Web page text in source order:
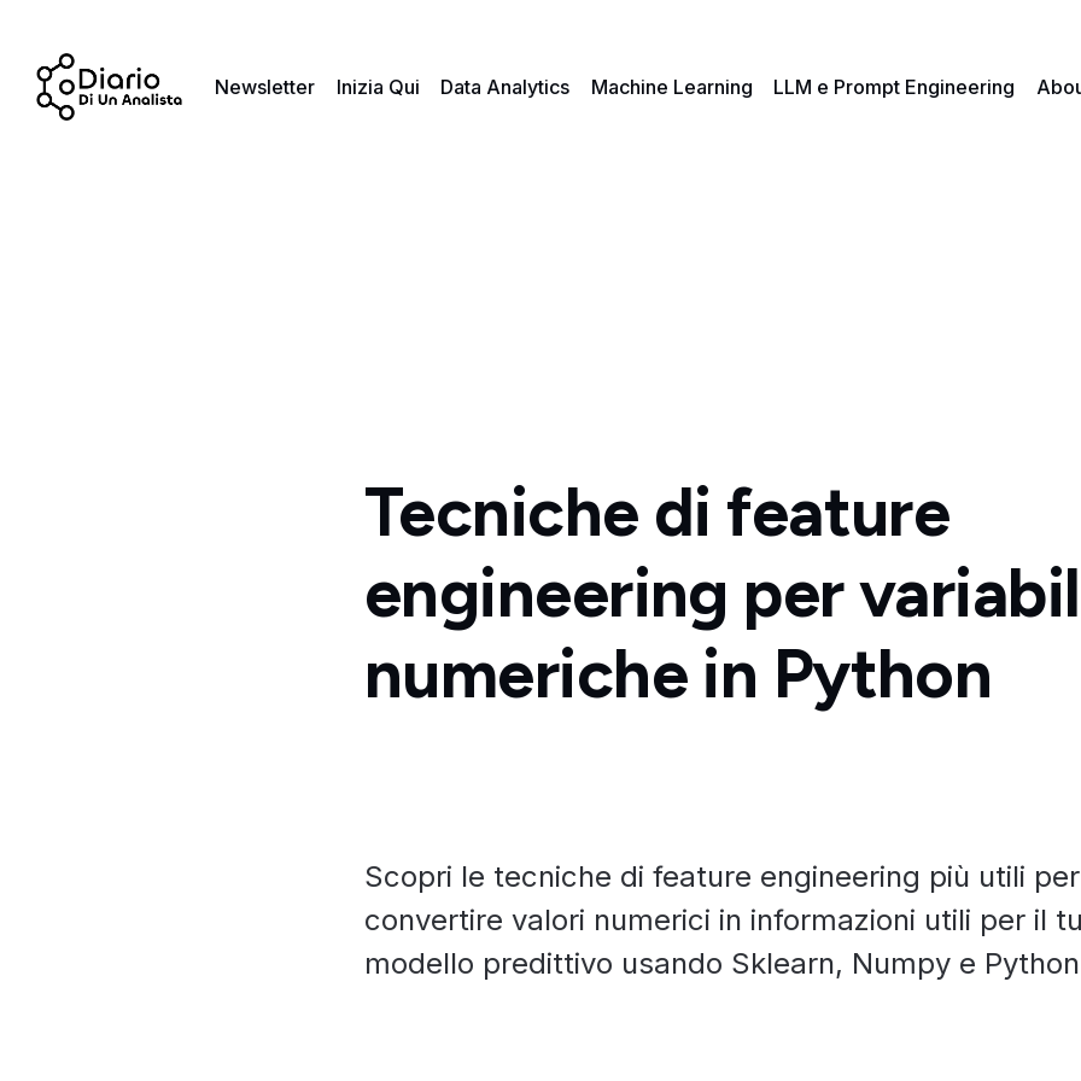
Newsletter Inizia Qui Data Analytics Machine Learning LLM e Prompt Engineering
Tecniche di feature
engineering per
numeriche in Python
Scopri le tecniche di feature engineering più utili per
convertire valori numerici in informazioni utili per il
modello predittivo usando Sklearn, Numpy e Python